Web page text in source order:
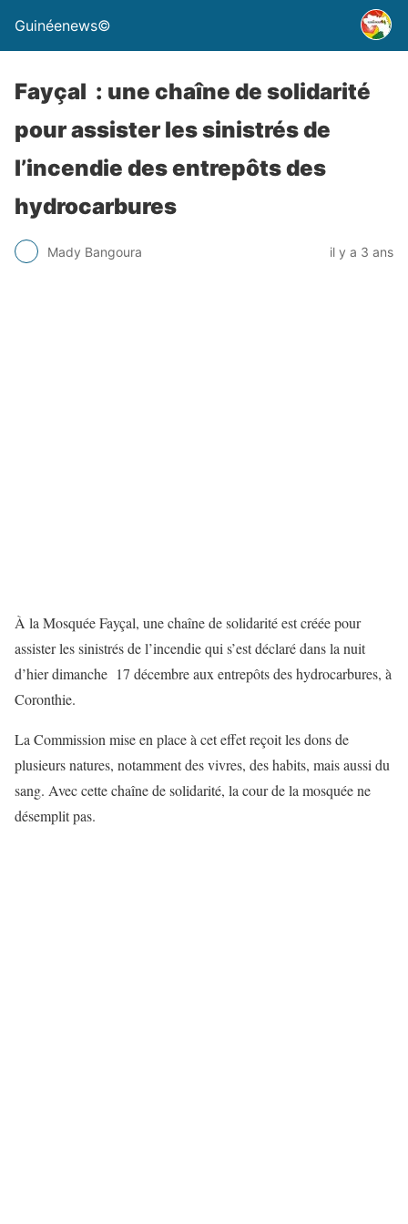
Guinéenews©
Fayçal : une chaîne de solidarité
pour assister les sinistrés de
l’incendie des entrepôts des
hydrocarbures
Mady Bangoura il y a 3 ans
À la Mosquée Fayçal, une chaîne de solidarité est créée pour
assister les sinistrés de l’incendie qui s’est déclaré dans la nuit
d’hier dimanche 17 décembre aux entrepôts des hydrocarbures, à
Coronthie.
La Commission mise en place à cet effet reçoit les dons de
plusieurs natures, notamment des vivres, des habits, mais aussi du
sang. Avec cette chaîne de solidarité, la cour de la mosquée ne
désemplit pas.